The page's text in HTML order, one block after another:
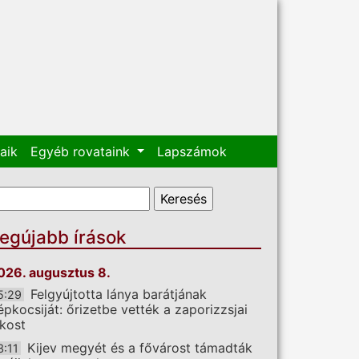
Egyéb rovataink Lapszámok
űrlap
írások
augusztus 8.
Felgyújtotta lánya barátjának
őrizetbe vették a zaporizzsjai
Kijev megyét és a fővárost támadták